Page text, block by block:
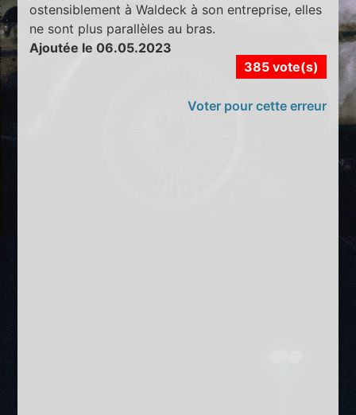
ostensiblement à Waldeck à son entreprise, elles
ne sont plus parallèles au bras.
Ajoutée le 06.05.2023
385 vote(s)
Voter pour cette erreur